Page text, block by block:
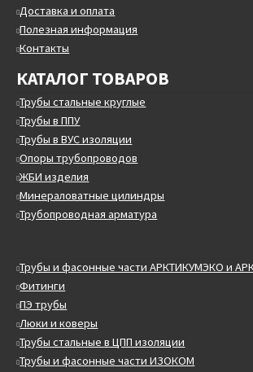
Доставка и оплата
Полезная информация
Контакты
КАТАЛОГ ТОВАРОВ
Трубы стальные круглые
Трубы в ППУ
Трубы в ВУС изоляции
Опоры трубопроводов
ЖБИ изделия
Минераловатные цилиндры
Трубопроводная арматура
Трубы и фасонные части АРКТИКУМЭКО и
Фитинги
ПЭ трубы
Люки и коверы
Трубы стальные в ЦПП изоляции
Трубы и фасонные части ИЗОКОМ